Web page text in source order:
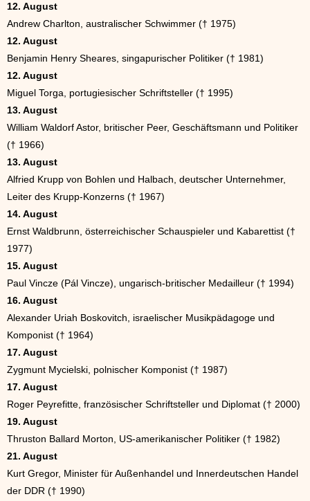
12. August
Andrew Charlton, australischer Schwimmer († 1975)
12. August
Benjamin Henry Sheares, singapurischer Politiker († 1981)
12. August
Miguel Torga, portugiesischer Schriftsteller († 1995)
13. August
William Waldorf Astor, britischer Peer, Geschäftsmann und Politiker
(† 1966)
13. August
Alfried Krupp von Bohlen und Halbach, deutscher Unternehmer,
Leiter des Krupp-Konzerns († 1967)
14. August
Ernst Waldbrunn, österreichischer Schauspieler und Kabarettist (†
1977)
15. August
Paul Vincze (Pál Vincze), ungarisch-britischer Medailleur († 1994)
16. August
Alexander Uriah Boskovitch, israelischer Musikpädagoge und
Komponist († 1964)
17. August
Zygmunt Mycielski, polnischer Komponist († 1987)
17. August
Roger Peyrefitte, französischer Schriftsteller und Diplomat († 2000)
19. August
Thruston Ballard Morton, US-amerikanischer Politiker († 1982)
21. August
Kurt Gregor, Minister für Außenhandel und Innerdeutschen Handel
der DDR († 1990)